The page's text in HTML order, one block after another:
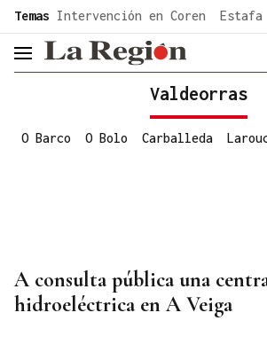
common.go-to-content
Temas Intervención en Coren Estafa
header.menu.open
Valdeorras
O Barco O Bolo Carballeda
A consulta pública una
hidroeléctrica en A Veiga